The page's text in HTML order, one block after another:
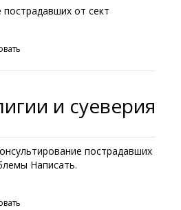
от сект
и суеверия
пострадавших
Написать.